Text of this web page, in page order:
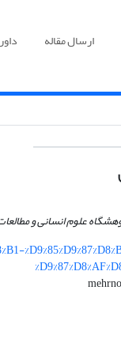
ارسال مقاله
علوم انسانی و